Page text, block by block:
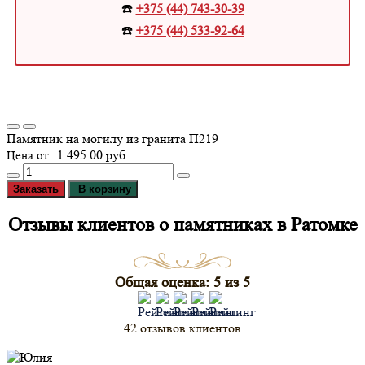
☎️ +375 (44) 743-30-39
☎️ +375 (44) 533-92-64
Памятник на могилу из гранита П219
1 495.00 руб.
Заказать В корзину
Отзывы клиентов о памятниках в Ратомке
Общая оценка: 5 из 5
42 отзывов клиентов